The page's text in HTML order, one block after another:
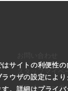
プライバシーポ
サイトの利便性
ウザの設定によ
。詳細はプライ